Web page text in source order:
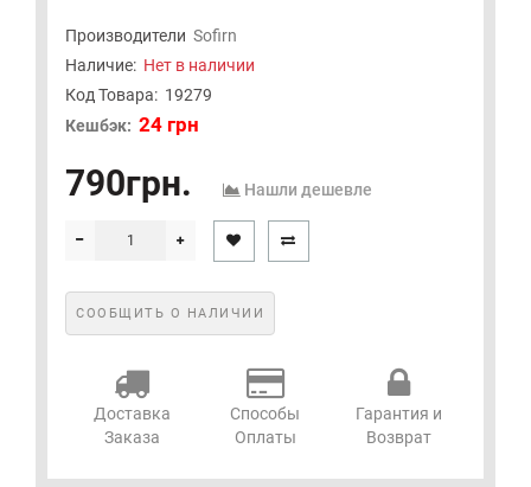
Производители Sofirn
Наличие: Нет в наличии
Код Товара: 19279
Кешбэк: 24 грн
790грн. Нашли дешевле
СООБЩИТЬ О НАЛИЧИИ
Доставка
Заказа
Способы
Оплаты
Гарантия и
Возврат